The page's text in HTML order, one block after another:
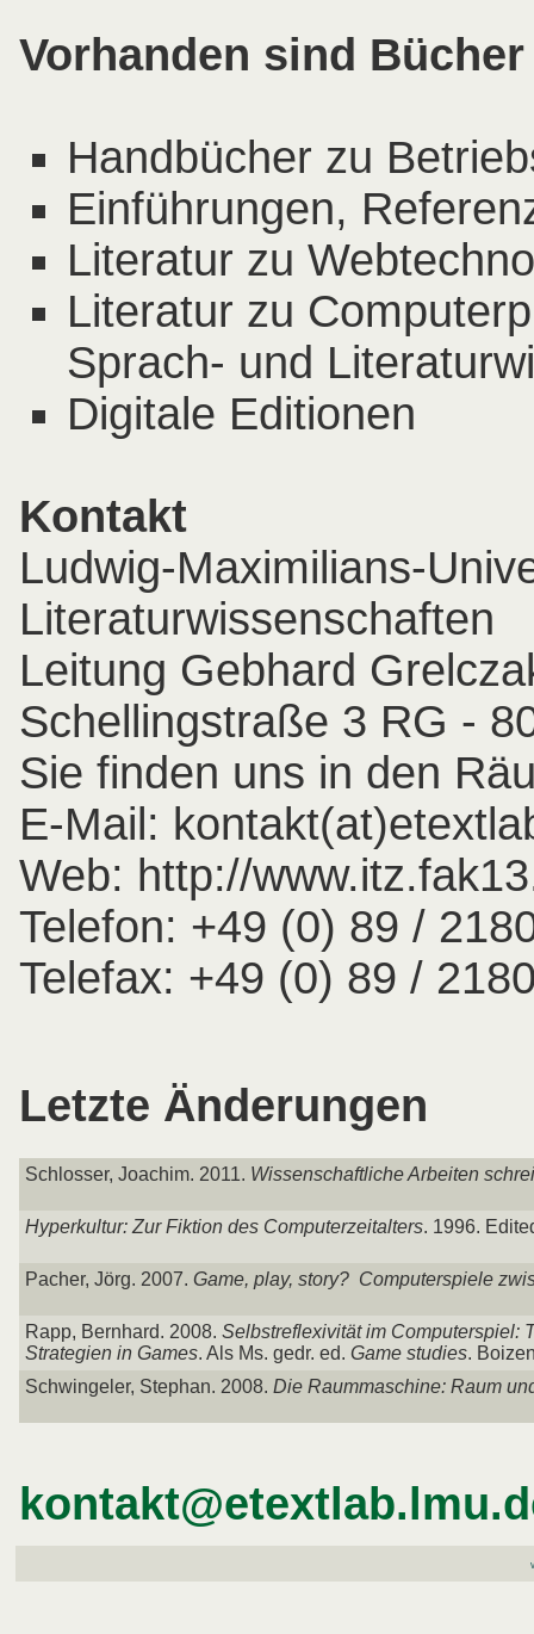
Vorhanden sind
Handbücher zu
Einführungen,
Literatur zu
Literatur zu
Sprach- und
Digitale Editionen
Kontakt
Ludwig-Maximilians-
Literaturwissenschaften
Leitung Gebhard
Schellingstraße 3 RG -
Sie finden uns in den
E-Mail:
Web: http://
Telefon: +49 (0) 89 /
Telefax: +49 (0) 89 /
Letzte Änderungen
Schlosser, Joachim. 2011. Wissenschaftliche Arbeiten
Hyperkultur: Zur Fiktion des Computerzeitalters. 1996.
Pacher, Jörg. 2007. Game, play, story? Computerspiele
Rapp, Bernhard. 2008. Selbstreflexivität im Computerspiel:
Strategien in Games. Als Ms. gedr. ed. Game studies.
Schwingeler, Stephan. 2008. Die Raummaschine: Raum